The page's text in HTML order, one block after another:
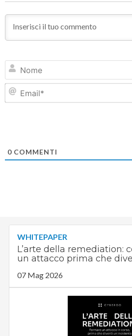
0 COMMENTI
WHITEPAPER
L’arte della remediation:
un attacco prima che
07 Mag 2026